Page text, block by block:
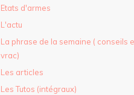
Etats d'armes
L'actu
La phrase de la semaine ( conseils
vrac)
Les articles
Les Tutos (intégraux)